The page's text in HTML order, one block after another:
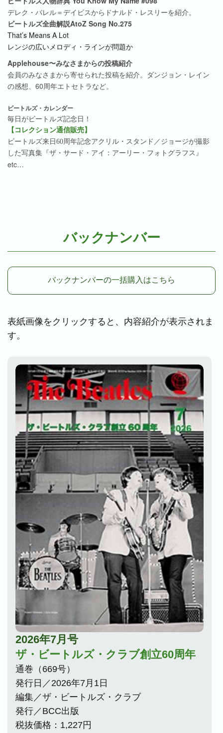
バックナンバー
バックナンバーの一括購入はこちら
表紙画像をクリックすると、内容紹介が表示されま
す。
2026年7月号
ザ・ビートルズ・クラブ創立60周年
通巻（669号）
発行日／2026年7月1日
編集／ザ・ビートルズ・クラブ
発行／BCC出版
税抜価格：1,227円